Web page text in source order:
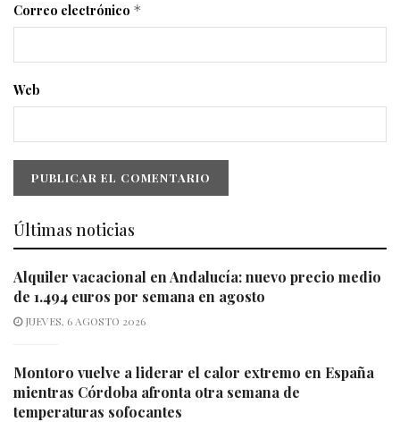
Correo electrónico *
Web
Últimas noticias
Alquiler vacacional en Andalucía: nuevo precio medio
de 1.494 euros por semana en agosto
JUEVES, 6 AGOSTO 2026
Montoro vuelve a liderar el calor extremo en España
mientras Córdoba afronta otra semana de
temperaturas sofocantes